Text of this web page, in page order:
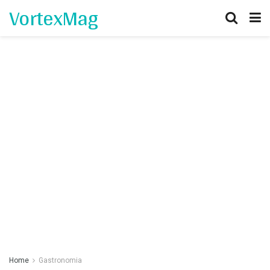
VortexMag
Home Gastronomia